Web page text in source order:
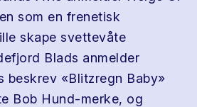
som en frenetisk
skape svettevåte
Blads anmelder
beskrev «Blitzregn Baby»
Bob Hund-merke, og